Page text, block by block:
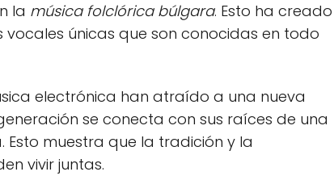
la música folclórica búlgara. Esto ha creado
vocales únicas que son conocidas en todo
electrónica han atraído a una nueva
se conecta con sus raíces de una
Esto muestra que la tradición y la
vivir juntas.